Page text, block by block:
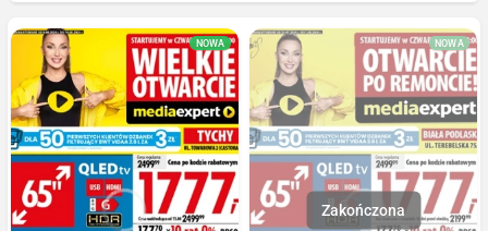
NOWA NOWA